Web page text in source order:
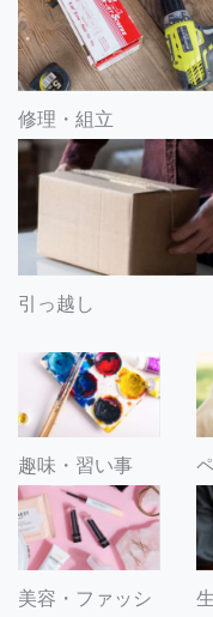
修理・組立
引っ越し
趣味・習い事
美容・ファッシ